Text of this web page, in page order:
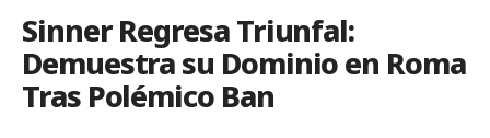
Sinner Regresa Triunfal:
Demuestra su Dominio en Roma
Tras Polémico Ban